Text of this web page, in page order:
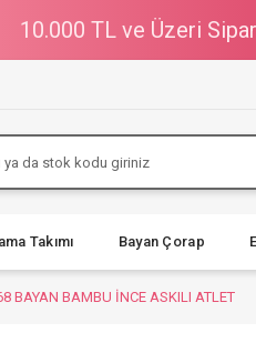
10.000 TL ve Üzeri
Takımı Bayan Çorap
BAYAN BAMBU İNCE ASKILI ATLET